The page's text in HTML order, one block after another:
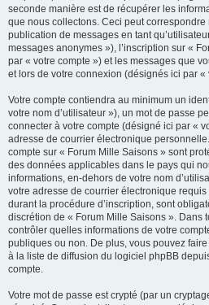
seconde manière est de récupérer les
que nous collectons. Ceci peut correspondre
publication de messages en tant
messages anonymes »), l’inscription sur «
par « votre compte ») et les messages que
et lors de votre connexion (désignés ici par «
Votre compte contiendra au minimum un
votre nom d’utilisateur »), un mot de passe
connecter à votre compte (désigné ici par «
adresse de courrier électronique
compte sur « Forum Mille Saisons » sont
des données applicables dans le pays qui
informations, en-dehors de votre nom
votre adresse de courrier électronique
durant la procédure d’inscription, sont
discrétion de « Forum Mille Saisons ». Dans
contrôler quelles informations de votre
publiques ou non. De plus, vous pouvez
à la liste de diffusion du logiciel phpBB
compte.
Votre mot de passe est crypté (par un